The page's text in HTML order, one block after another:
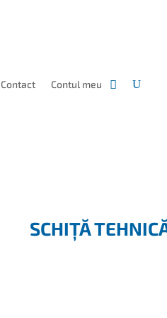
Contact Contul meu
SCHIȚĂ